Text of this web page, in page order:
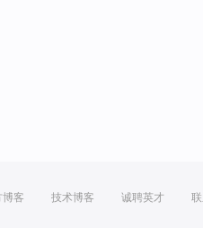
博客 技术博客 诚聘英才